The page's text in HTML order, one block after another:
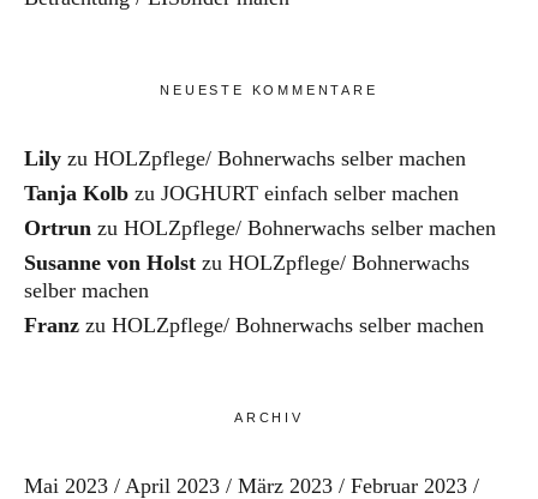
NEUESTE KOMMENTARE
Lily zu HOLZpflege/ Bohnerwachs selber machen
Tanja Kolb zu JOGHURT einfach selber machen
Ortrun zu HOLZpflege/ Bohnerwachs selber machen
Susanne von Holst zu HOLZpflege/ Bohnerwachs
selber machen
Franz zu HOLZpflege/ Bohnerwachs selber machen
ARCHIV
Mai 2023 April 2023 März 2023
Februar 2023